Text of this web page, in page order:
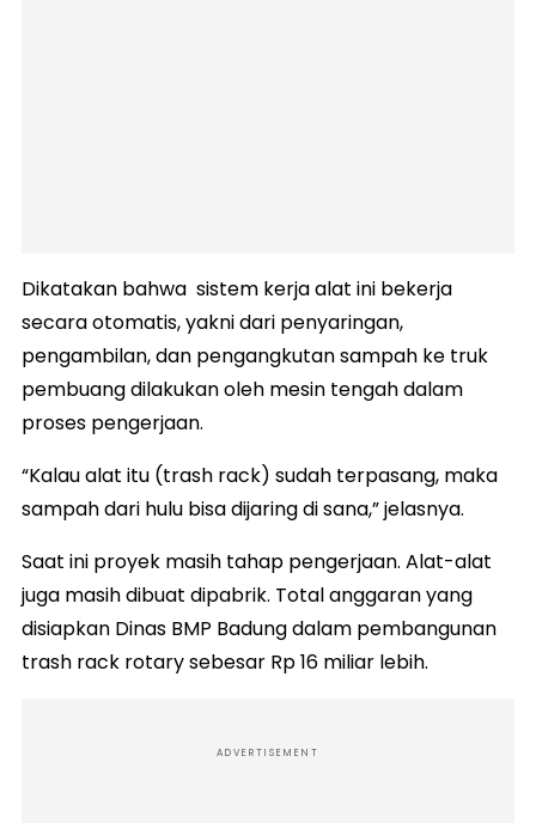
Dikatakan bahwa sistem kerja alat ini bekerja
secara otomatis, yakni dari penyaringan,
pengambilan, dan pengangkutan sampah ke truk
pembuang dilakukan oleh mesin tengah dalam
proses pengerjaan.
“Kalau alat itu (trash rack) sudah terpasang, maka
sampah dari hulu bisa dijaring di sana,” jelasnya.
Saat ini proyek masih tahap pengerjaan. Alat-alat
juga masih dibuat dipabrik. Total anggaran yang
disiapkan Dinas BMP Badung dalam pembangunan
trash rack rotary sebesar Rp 16 miliar lebih.
ADVERTISEMENT